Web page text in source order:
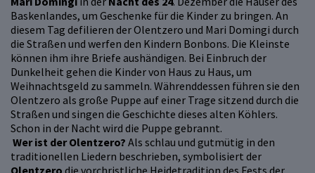
Baskenlandes, um Geschenke für die Kinder zu bringen. An
diesem Tag defilieren der Olentzero und Mari Domingi durch
die Straßen und werfen den Kindern Bonbons. Die Kleinste
können ihm ihre Briefe aushändigen. Bei Einbruch der
Dunkelheit gehen die Kinder von Haus zu Haus, um
Weihnachtsgeld zu sammeln. Währenddessen führen sie den
Olentzero als große Puppe auf einer Trage sitzend durch die
Straßen und singen die Geschichte dieses alten Köhlers.
Schon in der Nacht wird die Puppe gebrannt.
Wer ist der Olentzero? Als schlau und gutmütig in den
traditionellen Liedern beschrieben, symbolisiert der